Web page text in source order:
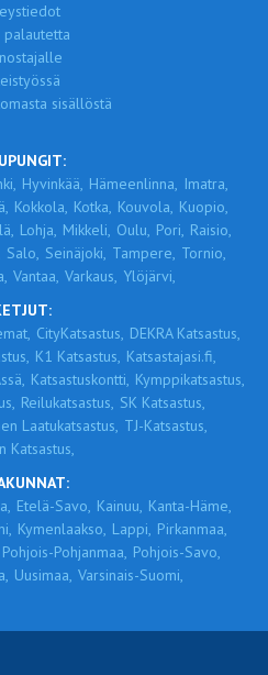
palautetta
sisällöstä
Hyvinkää, Hämeenlinna, Imatra,
Kokkola, Kotka, Kouvola, Kuopio,
Lohja, Mikkeli, Oulu, Pori, Raisio,
Salo, Seinäjoki, Tampere, Tornio,
Vantaa, Varkaus, Ylöjärvi,
CityKatsastus, DEKRA Katsastus,
K1 Katsastus, Katsastajasi.fi,
Katsastuskontti, Kymppikatsastus,
Reilukatsastus, SK Katsastus,
Laatukatsastus, TJ-Katsastus,
Katsastus,
Etelä-Savo, Kainuu, Kanta-Häme,
Kymenlaakso, Lappi, Pirkanmaa,
Pohjois-Pohjanmaa, Pohjois-Savo,
Uusimaa, Varsinais-Suomi,